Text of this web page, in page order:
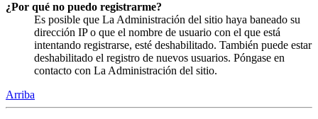
¿Por qué no puedo registrarme?
Es posible que La Administración del sitio haya baneado su
dirección IP o que el nombre de usuario con el que está
intentando registrarse, esté deshabilitado. También puede estar
deshabilitado el registro de nuevos usuarios. Póngase en
contacto con La Administración del sitio.
Arriba